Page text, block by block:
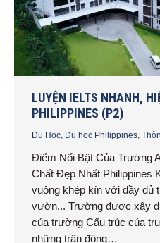
LUYỆN IELTS NHANH,
PHILIPPINES (P2)
Du Học, Du học Philippines,
Điểm Nổi Bật Của Trường
Chất Đẹp Nhất Philippines
vuông khép kín với đầy đủ
vườn,.. Trường được xây
của trường Cấu trúc của
những trận động…